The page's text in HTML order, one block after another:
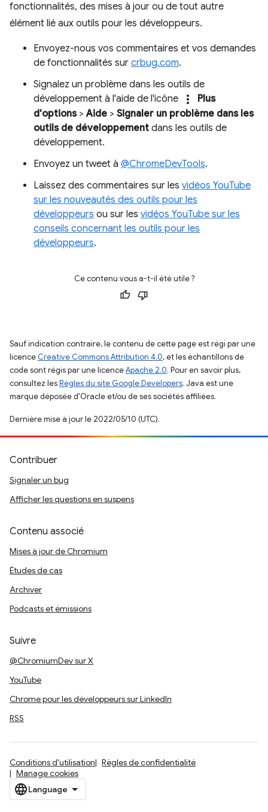
fonctionnalités, des mises à jour ou de tout autre
élément lié aux outils pour les développeurs.
Envoyez-nous vos commentaires et vos demandes
de fonctionnalités sur crbug.com.
Signalez un problème dans les outils de
développement à l'aide de l'icône
more_vert
Plus
d'options>Aide > Signaler un problème dans les
outils de développement dans les outils de
développement.
Envoyez un tweet à @ChromeDevTools.
Laissez des commentaires sur les vidéos YouTube
sur les nouveautés des outils pour les
développeurs ou sur les vidéos YouTube sur les
conseils concernant les outils pour les
développeurs.
Ce contenu vous a-t-il été utile ?
Sauf indication contraire, le contenu de cette page est régi par une
licence Creative Commons Attribution 4.0, et les échantillons de
code sont régis par une licenceApache 2.0. Pour en savoir plus,
consultez lesRègles du site Google Developers. Java est une
marque déposée d'Oracle et/ou de ses sociétés affiliées.
Dernière mise à jour le 2022/05/10 (UTC).
Contribuer
Signaler un bug
Afficher les questions en suspens
Contenu associé
Mises à jour de Chromium
Études de cas
Archiver
Podcasts et émissions
Suivre
@ChromiumDev sur X
YouTube
Chrome pour les développeurs sur LinkedIn
RSS
Conditions d'utilisation
Règles de confidentialité
Manage cookies